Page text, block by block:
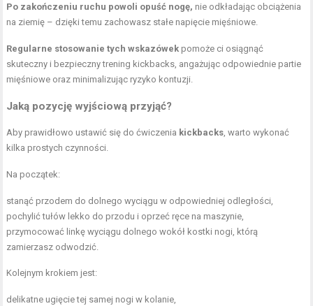
Po zakończeniu ruchu powoli opuść nogę, nie odkładając obciążenia
na ziemię – dzięki temu zachowasz stałe napięcie mięśniowe.
Regularne stosowanie tych wskazówek pomoże ci osiągnąć
skuteczny i bezpieczny trening kickbacks, angażując odpowiednie partie
mięśniowe oraz minimalizując ryzyko kontuzji.
Jaką pozycję wyjściową przyjąć?
Aby prawidłowo ustawić się do ćwiczenia kickbacks , warto wykonać
kilka prostych czynności.
Na początek:
stanąć przodem do dolnego wyciągu w odpowiedniej odległości,
pochylić tułów lekko do przodu i oprzeć ręce na maszynie,
przymocować linkę wyciągu dolnego wokół kostki nogi, którą
zamierzasz odwodzić.
Kolejnym krokiem jest:
delikatne ugięcie tej samej nogi w kolanie,